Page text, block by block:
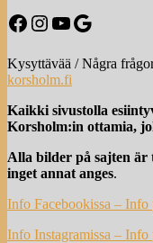
Facebook
Instagram
YouTube
Google
Kysyttävää / Några
korsholm.fi
Kaikki sivustolla
Korsholm:in ottamia,
Alla bilder på sajten är
inget annat anges.
Info Facebookissa – Info
Info Instagramissa – Info